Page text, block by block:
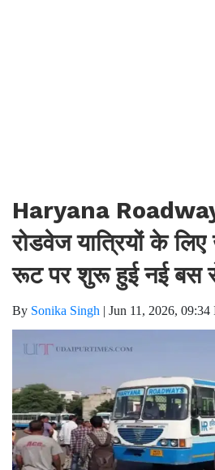
Haryana
रोडवेज यात्रियों के
रूट पर शुरू हुई नई बस
By Sonika Singh | Jun 11, 2026, 09:34